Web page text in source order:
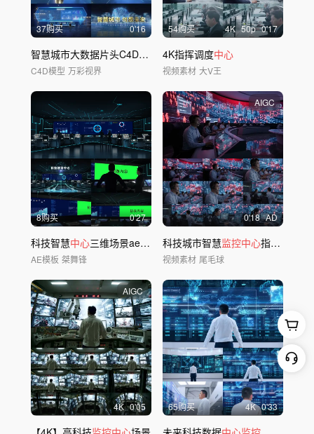
37购买 0'16
智慧城市大数据片头C4D工程
C4D模型 万彩视界
54购买 4K 50p 0'17
4K指挥调度中心
视频素材 大V王
8购买 0'27
科技智慧中心三维场景ae模型
AE模板 桀舞锋
AIGC
0'18 AD
科技城市智慧监控中心指挥大厅
视频素材 尾毛球
AIGC
4K 0'05 65购买 4K 0'33